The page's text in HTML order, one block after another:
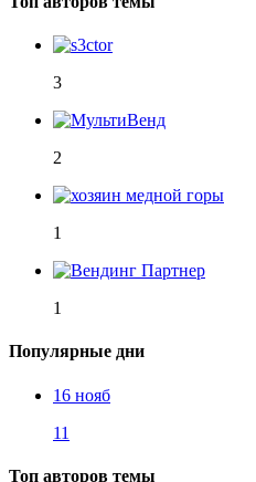
3
2
1
1
Популярные дни
16 нояб
11
Топ авторов темы